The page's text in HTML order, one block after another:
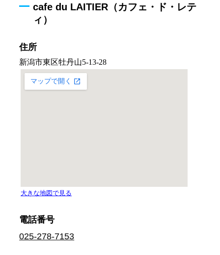
cafe du LAITIER（カフェ・ド・レテ
ィ）
住所
電話番号
025-278-7153